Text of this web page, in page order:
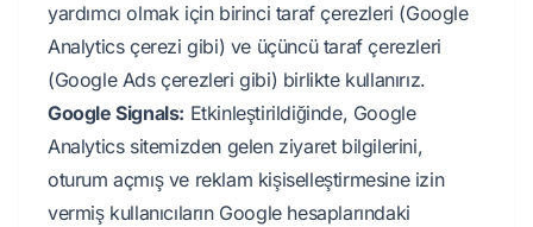
yardımcı olmak için birinci taraf çerezleri (Google
Analytics çerezi gibi) ve üçüncü taraf çerezleri
(Google Ads çerezleri gibi) birlikte kullanırız.
Google Signals: Etkinleştirildiğinde, Google
Analytics sitemizden gelen ziyaret bilgilerini,
oturum açmış ve reklam kişiselleştirmesine izin
vermiş kullanıcıların Google hesaplarındaki